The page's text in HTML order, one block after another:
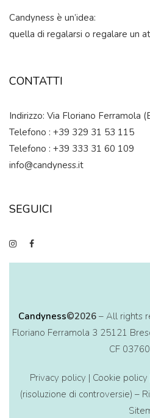
Candyness è un’idea:
quella di regalarsi o regalare un
CONTATTI
Indirizzo: Via Floriano Ferramola
Telefono : +39 329 31 53 115
Telefono : +39 333 31 60 109
info@candyness.it
SEGUICI
Candyness©2026– All rights
Floriano Ferramola 3 25121
CF
Privacy policy | Cookie policy
(risoluzione di controversie) –